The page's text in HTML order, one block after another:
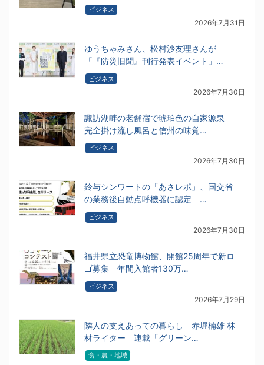
ビジネス
2026年7月31日
ゆうちゃみさん、松村沙友理さんが
「『防災旧聞』刊行発表イベント」…
ビジネス
2026年7月30日
諏訪湖畔の老舗宿で琥珀色の自家源泉
完全掛け流し風呂と信州の味覚…
ビジネス
2026年7月30日
鈴与シンワートの「あさレポ」、国交省
の業務後自動点呼機器に認定 …
ビジネス
2026年7月30日
福井県立恐竜博物館、開館25周年で新ロ
ゴ募集 年間入館者130万…
ビジネス
2026年7月29日
隣人の支えあっての暮らし 赤堀楠雄 林
材ライター 連載「グリーン…
食・農・地域